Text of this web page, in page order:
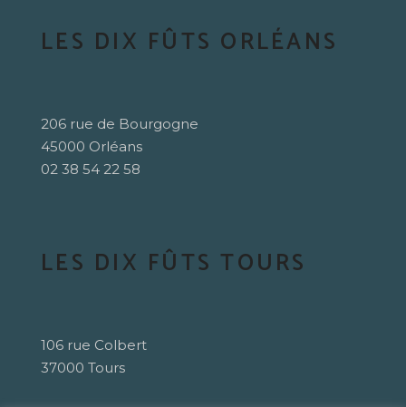
LES DIX FÛTS ORLÉANS
206 rue de Bourgogne
45000 Orléans
02 38 54 22 58
LES DIX FÛTS TOURS
106 rue Colbert
37000 Tours